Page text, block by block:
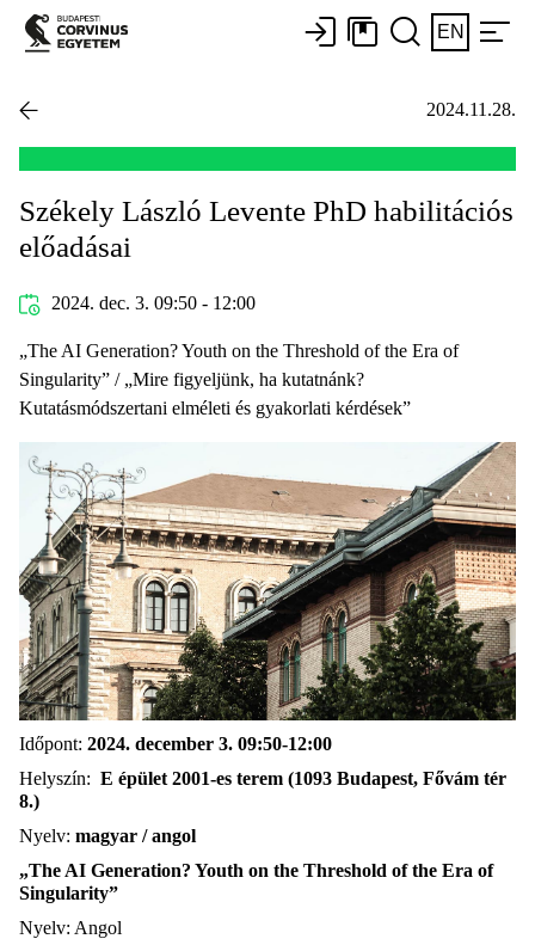
EN
2024.11.28.
Székely László Levente PhD habilitációs
előadásai
2024. dec. 3. 09:50 - 12:00
„The AI Generation? Youth on the Threshold of the Era of
Singularity” / „Mire figyeljünk, ha kutatnánk?
Kutatásmódszertani elméleti és gyakorlati kérdések”
Időpont: 2024. december 3. 09:50-12:00
Helyszín: E épület 2001-es terem (1093 Budapest, Fővám tér
8.)
Nyelv: magyar / angol
„The AI Generation? Youth on the Threshold of the Era of
Singularity”
Nyelv: Angol